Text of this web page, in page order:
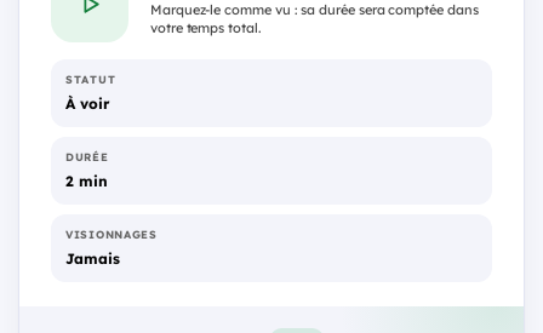
Marquez-le comme vu : sa durée sera comptée dans
votre temps total.
STATUT
À voir
DURÉE
2 min
VISIONNAGES
Jamais